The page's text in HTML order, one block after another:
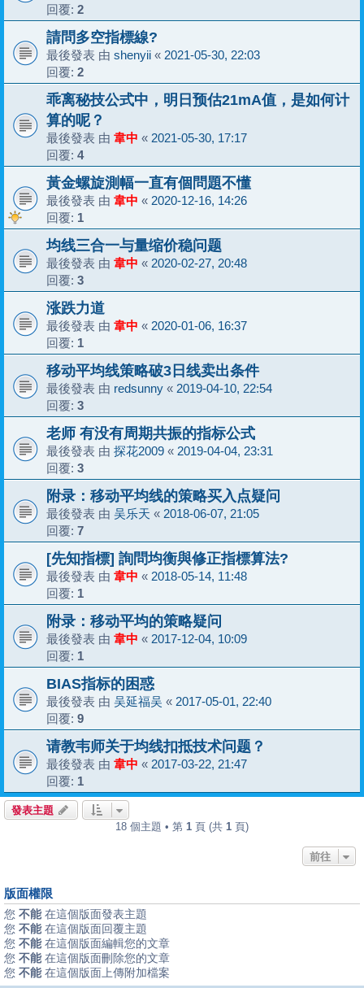
回覆: 2
請問多空指標線?
最後發表 由 shenyii « 2021-05-30, 22:03
回覆: 2
乖离秘技公式中，明日预估21mA值，是如何计
算的呢？
最後發表 由 韋中 « 2021-05-30, 17:17
回覆: 4
黃金螺旋測幅一直有個問題不懂
最後發表 由 韋中 « 2020-12-16, 14:26
回覆: 1
均线三合一与量缩价稳问题
最後發表 由 韋中 « 2020-02-27, 20:48
回覆: 3
涨跌力道
最後發表 由 韋中 « 2020-01-06, 16:37
回覆: 1
移动平均线策略破3日线卖出条件
最後發表 由 redsunny « 2019-04-10, 22:54
回覆: 3
老师 有没有周期共振的指标公式
最後發表 由 探花2009 « 2019-04-04, 23:31
回覆: 3
附录：移动平均线的策略买入点疑问
最後發表 由 吴乐天 « 2018-06-07, 21:05
回覆: 7
[先知指標] 詢問均衡與修正指標算法?
最後發表 由 韋中 « 2018-05-14, 11:48
回覆: 1
附录：移动平均的策略疑问
最後發表 由 韋中 « 2017-12-04, 10:09
回覆: 1
BIAS指标的困惑
最後發表 由 吴延福吴 « 2017-05-01, 22:40
回覆: 9
请教韦师关于均线扣抵技术问题？
最後發表 由 韋中 « 2017-03-22, 21:47
回覆: 1
發表主題
18 個主題 • 第 1 頁 (共 1 頁)
前往
版面權限
您 不能在這個版面發表主題
您 不能在這個版面回覆主題
您 不能在這個版面編輯您的文章
您 不能在這個版面刪除您的文章
您 不能在這個版面上傳附加檔案